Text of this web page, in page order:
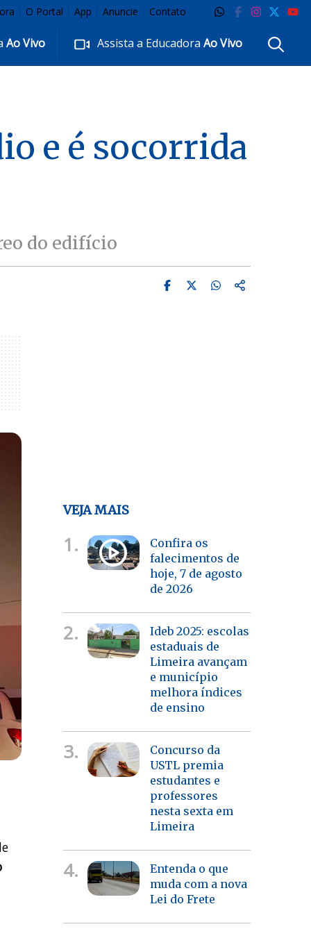
O Portal App Anuncie Contato
Ao Vivo Assista a EducadoraAo Vivo
e é socorrida
do edifício
VEJA MAIS
1.
Confira os
falecimentos de
hoje, 7 de agosto
de 2026
2.
Ideb 2025: escolas
estaduais de
Limeira avançam
e município
melhora índices
de ensino
3.
Concurso da
USTL premia
estudantes e
professores
nesta sexta em
Limeira
4.
Entenda o que
muda com a nova
Lei do Frete